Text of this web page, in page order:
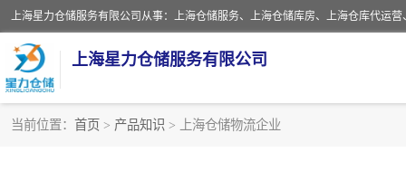
上海星力仓储服务有限公司
当前位置： 首页 > 产品知识 > 上海仓储物流企业